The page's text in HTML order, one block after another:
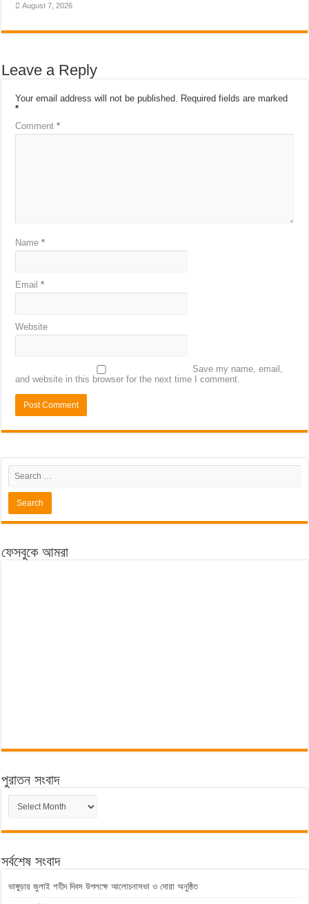
August 7, 2026
Leave a Reply
Your email address will not be published. Required fields are marked
*
Comment*
Name*
Email*
Website
Save my name, email,
and website in this browser for the next time I comment.
ফেসবুকে আমরা
পুরাতন সংবাদ
পুরাতন
সংবাদ
সর্বশেষ সংবাদ
ভাঙ্গুড়ায় জুলাই শহীদ দিবস উপলক্ষে আলোচনাসভা ও দোয়া অনুষ্ঠিত